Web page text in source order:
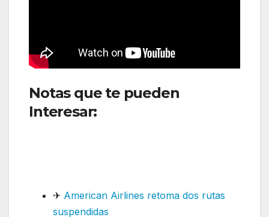
Notas que te pueden
Interesar:
✈ American Airlines retoma dos rutas
suspendidas